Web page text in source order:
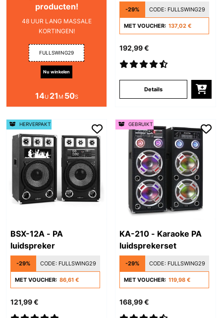
producten!
48 UUR LANG MASSALE
KORTINGEN!
FULLSWING29
Nu winkelen
14U 21 M 49S
-29% CODE: FULLSWING29
MET VOUCHER: 137,02 €
192,99 €
Details
BSX-12A - PA
luidspreker
-29% CODE: FULLSWING29
MET VOUCHER: 86,61 €
121,99 €
HERVERPAKT
KA-210 - Karaoke PA
luidsprekerset
-29% CODE: FULLSWING29
MET VOUCHER: 119,98 €
168,99 €
GEBRUIKT